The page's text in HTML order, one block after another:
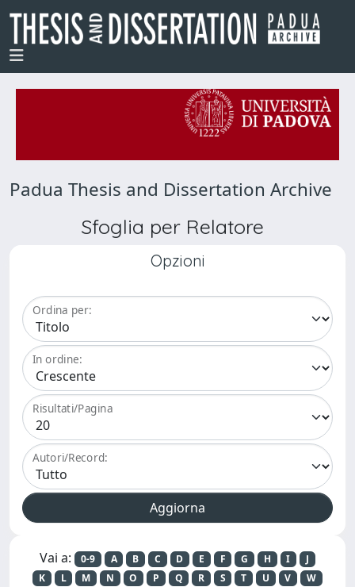
Padua Thesis and Dissertation Archive
Sfoglia per Relatore
Opzioni
Ordina per:
In ordine:
Risultati/Pagina
Autori/Record:
Vai a: 0-9 A B C D E F G H I
J
K
L M N O P Q R S T U V
W